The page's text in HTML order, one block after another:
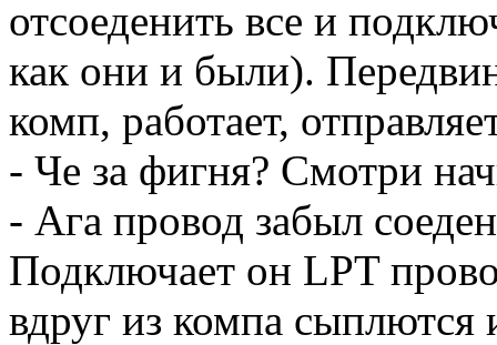
отсоеденить все и
как они и были).
комп, работает,
- Че за фигня? Смотри
- Ага провод забыл
Подключает он LPT
вдруг из компа